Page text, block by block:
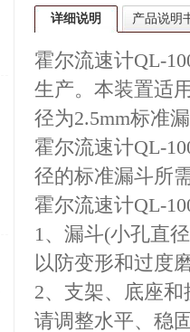
详细说明 产品说明
霍尔流速计QL-
生产。本装置适
径为2.5mm标准
霍尔流速计QL-
径的标准漏斗所
霍尔流速计QL-
1、漏斗(小孔直
以防变形和过度
2、支架、底座
请调整水平、稳